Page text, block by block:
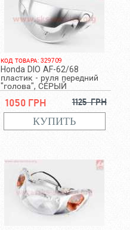
КОД ТОВАРА: 329709
Honda DIO AF-62/68
пластик - руля передний
"голова", СЕРЫЙ
1050 грн 1125 грн